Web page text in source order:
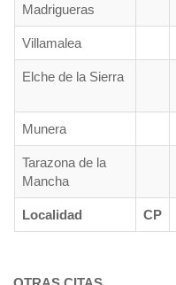
Madrigueras
Villamalea
Elche de la Sierra
Munera
Tarazona de la
Mancha
Localidad CP